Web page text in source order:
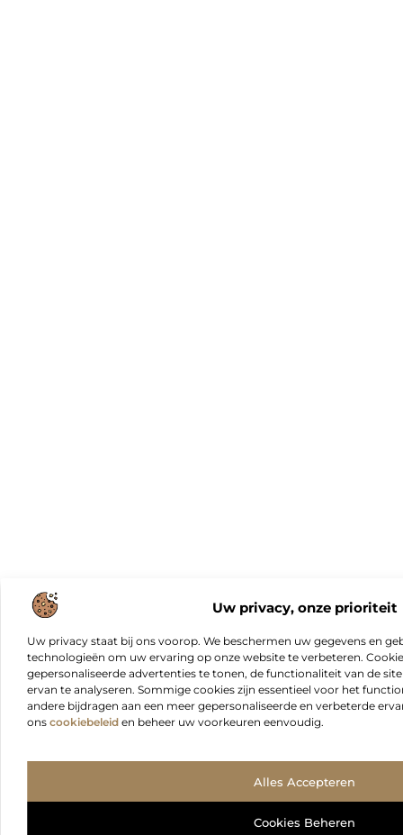
Uw privacy, onze prioriteit
Uw privacy staat bij ons voorop. We beschermen uw gegevens en
technologieën om uw ervaring op onze website te verbeteren.
gepersonaliseerde advertenties te tonen, de functionaliteit van de
ervan te analyseren. Sommige cookies zijn essentieel voor het
andere bijdragen aan een meer gepersonaliseerde en verbeterde
ons cookiebeleid en beheer uw voorkeuren eenvoudig.
Alles Accepteren
Cookies Beheren